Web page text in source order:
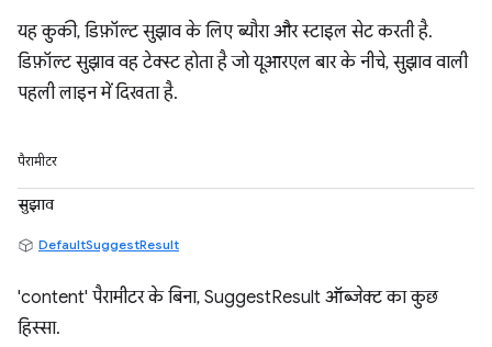
यह कुकी, डिफ़ॉल्ट सुझाव के लिए ब्यौरा और स्टाइल सेट करती है.
डिफ़ॉल्ट सुझाव वह टेक्स्ट होता है जो यूआरएल बार के नीचे, सुझाव वाली
पहली लाइन में दिखता है.
पैरामीटर
सुझाव
DefaultSuggestResult
'content' पैरामीटर के बिना, SuggestResult ऑब्जेक्ट का कुछ
हिस्सा.